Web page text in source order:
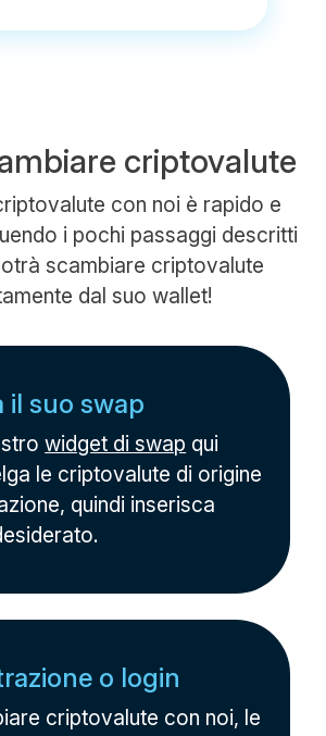
criptovalute
con noi è rapido e
i pochi passaggi descritti
scambiare criptovalute
dal suo wallet!
il suo swap
widget di swap qui
le criptovalute di origine
quindi inserisca
o login
criptovalute con noi, le